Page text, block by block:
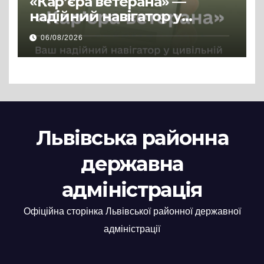
надійний навігатор у
цивільній професії
06/08/2026
Львівська районна
державна
адміністрація
Офіційна сторінка Львівської районної державної
адміністрації